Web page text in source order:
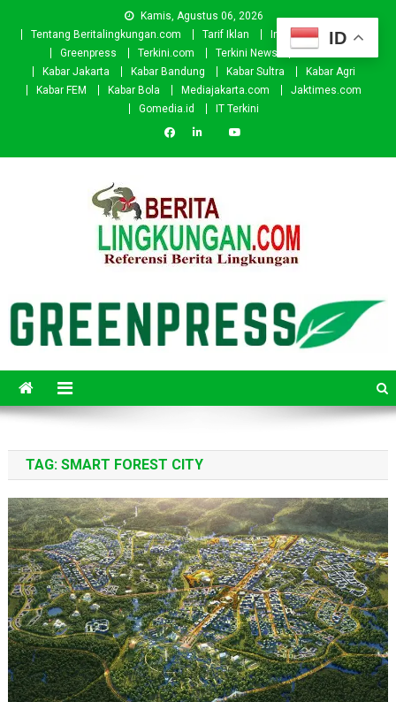
Kamis, Agustus 06, 2026
Tentang Beritalingkungan.com
Tarif Iklan Investor
Donasi
Greenpress
Terkini.com Terkini News
Kabar.id
Kabar Jakarta
Kabar Bandung Kabar Sultra
Kabar Agri
Kabar FEM
Kabar Bola Mediajakarta.com
Jaktimes.com
Gomedia.id
IT Terkini
TAG: SMART FOREST CITY
ID